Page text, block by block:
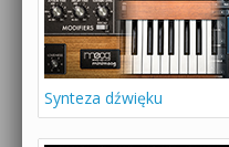
Synteza dźwięku